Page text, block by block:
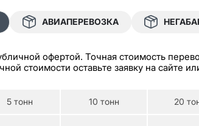
АВИАПЕРЕВОЗКА
офертой. Точная стоимость
стоимости оставьте заявку на сайте
5 тонн 10 тонн 20